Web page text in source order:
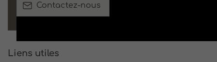
Contactez-nous
Liens utiles